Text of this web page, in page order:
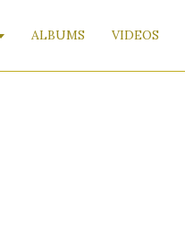
ALBUMS VIDEOS